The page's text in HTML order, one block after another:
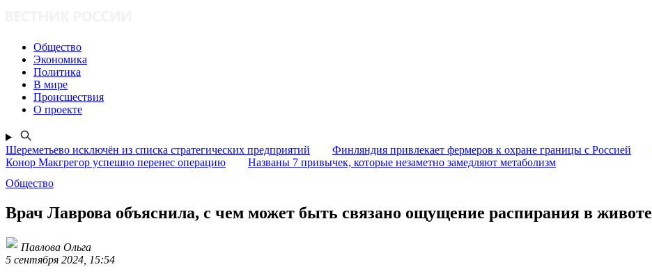
Общество
Экономика
Политика
В мире
Происшествия
О проекте
Шереметьево исключён из списка стратегических предприятий Финляндия привлекает фермеров к охране границы с Россией
Конор Макгрегор успешно перенес операцию
Названы 7 привычек, которые незаметно замедляют метаболизм
Общество
Врач Лаврова объяснила, с чем может быть связано ощущение распирания в животе
Павлова Ольга
5 сентября 2024, 15:54